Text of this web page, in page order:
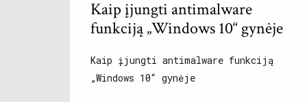
Kaip įjungti antimalware
funkciją „Windows 10“ gynėje
Kaip įjungti antimalware funkciją
„Windows 10“ gynėje